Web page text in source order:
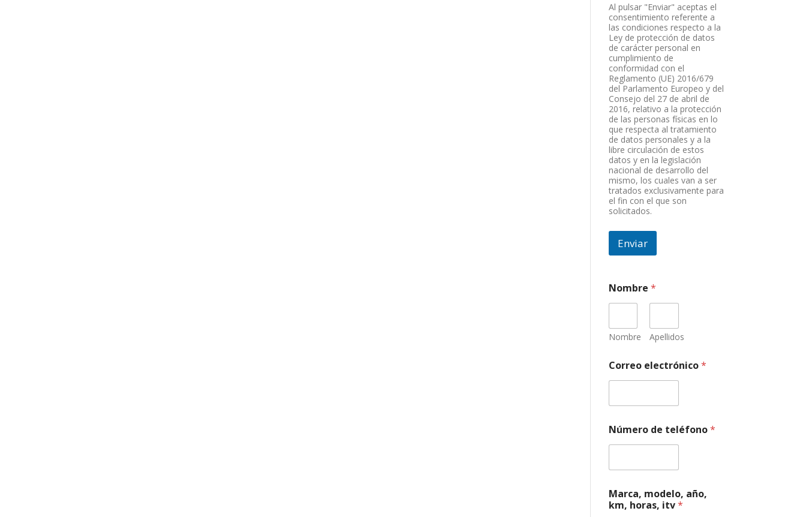
Al pulsar "Enviar" aceptas el
consentimiento referente a
las condiciones respecto a la
Ley de protección de datos
de carácter personal en
cumplimiento de
conformidad con el
Reglamento (UE) 2016/679
del Parlamento Europeo y del
Consejo del 27 de abril de
2016, relativo a la protección
de las personas físicas en lo
que respecta al tratamiento
de datos personales y a la
libre circulación de estos
datos y en la legislación
nacional de desarrollo del
mismo, los cuales van a ser
tratados exclusivamente para
el fin con el que son
solicitados.
Enviar
Nombre*
Nombre Apellidos
l
e
t
ó
n
i
o
ñ
o
Correo electrónico*
Número de teléfono*
Marca, modelo, año,
km, horas, itv*